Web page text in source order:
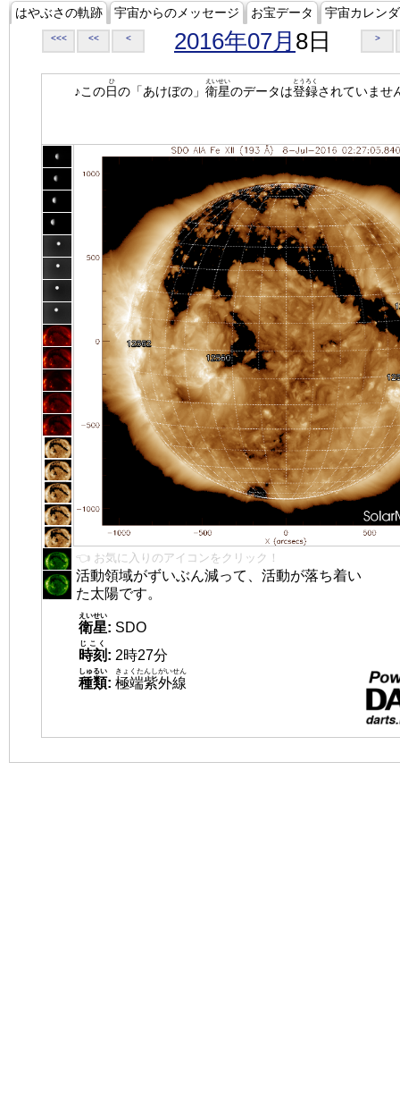
はやぶさの軌跡 宇宙からのメッセージ お宝データ 宇宙カレン
<<< << < 2016年07月 8日 >
♪この日
ひ
の「あけぼの」 衛星
えいせい
のデータは登録
とうろく
されていませ
👈 お気に入りのアイコンをクリック！
活動領域がずいぶん減って、活動が落ち着い
た太陽です。
衛星
えいせい
: SDO
時刻
じこく
: 2時27分
種類
しゅるい
: 極端紫外線
きょくたんしがいせん